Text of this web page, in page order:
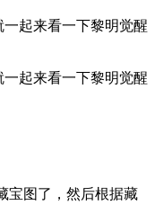
起来看一下黎明觉醒
起来看一下黎明觉醒
宝图了，然后根据藏